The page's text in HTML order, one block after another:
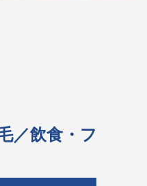
／飲食・フ